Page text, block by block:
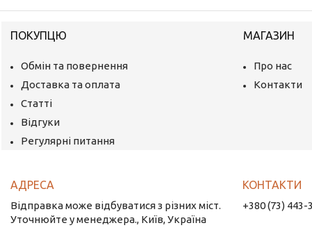
ПОКУПЦЮ
Обмін та повернення
Доставка та оплата
Статті
Відгуки
Регулярні питання
МАГАЗИН
Про нас
Контакти
Відправка може відбуватися з різних міст.
Уточнюйте у менеджера., Київ, Україна
+380 (73) 443-